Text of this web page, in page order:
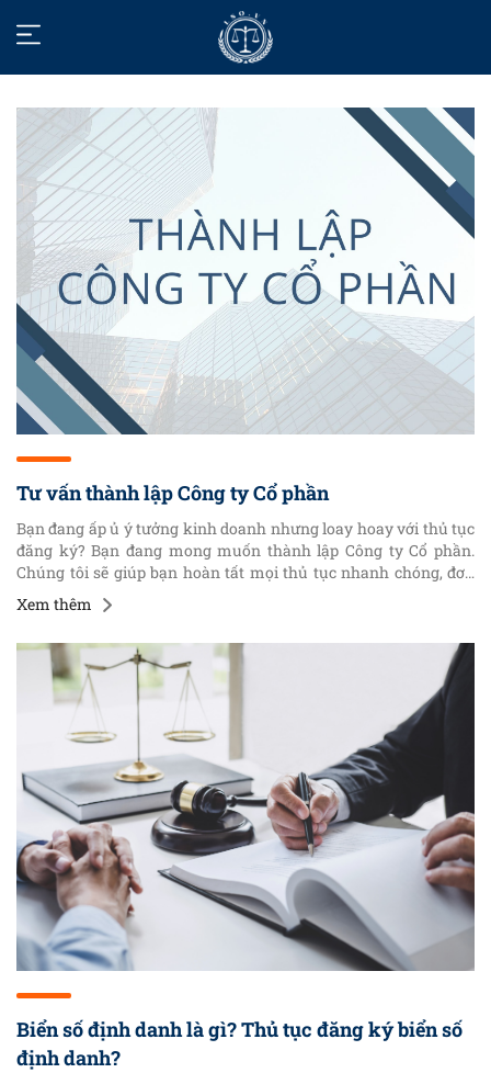
Tư vấn thành lập Công ty Cổ phần
Bạn đang ấp ủ ý tưởng kinh doanh nhưng loay hoay với thủ tục
đăng ký? Bạn đang mong muốn thành lập Công ty Cổ phần.
Chúng tôi sẽ giúp bạn hoàn tất mọi thủ tục nhanh chóng, đơn
giản và tiết kiệm. Từ việc chuẩn bị hồ sơ đến khi nhận được Giấy
chứng nhận đăng ký doanh nghiệp, chúng tôi sẽ cung cấp cho
bạn dịch vụ đăng ký doanh nghiệp phù hợp, nhanh chóng và
tiết kiệm. Bài viết dưới đây sẽ cung cấp một số nội dung chi tiết
theo quy định pháp luật đối với thủ tục thành lập Công ty Cổ
phần.
Xem thêm
Biển số định danh là gì? Thủ tục đăng ký biển số
định danh?